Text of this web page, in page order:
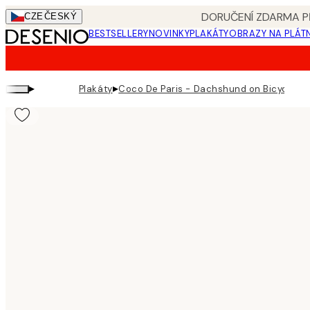
Skip
to
main
CZEČESKÝ DORUČENÍ ZDARMA
BESTSELLERYNOVINKYPLAKÁTYOBRAZY NA
▸ Plakáty▸Coco De Paris - Dachshund on Bicycle in